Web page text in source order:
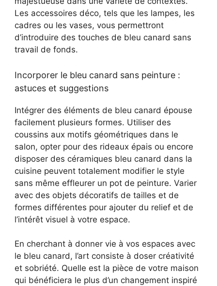
Les accessoires déco, tels que les lampes, les
cadres ou les vases, vous permettront
d’introduire des touches de bleu canard sans
travail de fonds.
Incorporer le bleu canard sans peinture :
astuces et suggestions
Intégrer des éléments de bleu canard épouse
facilement plusieurs formes. Utiliser des
coussins aux motifs géométriques dans le
salon, opter pour des rideaux épais ou encore
disposer des céramiques bleu canard dans la
cuisine peuvent totalement modifier le style
sans même effleurer un pot de peinture. Varier
avec des objets décoratifs de tailles et de
formes différentes pour ajouter du relief et de
l’intérêt visuel à votre espace.
En cherchant à donner vie à vos espaces avec
le bleu canard, l’art consiste à doser créativité
et sobriété. Quelle est la pièce de votre maison
qui bénéficiera le plus d’un changement inspiré